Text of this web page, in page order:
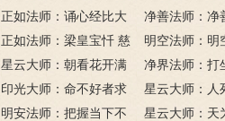
门品》和《地藏经》
满田，低头便
六根清净方为
来是向前。
正如法师：诵心经比大
悲咒功德大吗
净善法师：净
看风水与算命
运？
正如法师：梁皇宝忏 慈
悲道场
明空法师：明
《心经》中的
星云大师：朝看花开满
树红，暮看花落树还空；
若将花比人间事，花与人
净界法师：打
该怎么念佛？
印光大师：命不好者求
美好姻缘，有个简单方
星云大师：人
是怎样的？
明安法师：把握当下不
星云大师：天